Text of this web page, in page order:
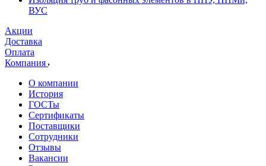
ВУС
Акции
Доставка
Оплата
Компания
О компании
История
ГОСТы
Сертификаты
Поставщики
Сотрудники
Отзывы
Вакансии